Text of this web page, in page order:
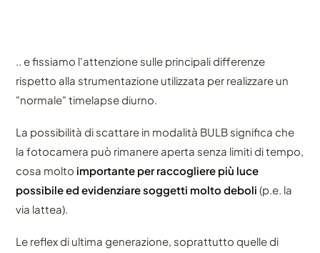
.. e fissiamo l'attenzione sulle principali differenze
rispetto alla strumentazione utilizzata per realizzare un
"normale" timelapse diurno.
La possibilità di scattare in modalità BULB significa che
la fotocamera può rimanere aperta senza limiti di tempo,
cosa molto importante per raccogliere più luce
possibile ed evidenziare soggetti molto deboli (p.e. la
via lattea).
Le reflex di ultima generazione, soprattutto quelle di